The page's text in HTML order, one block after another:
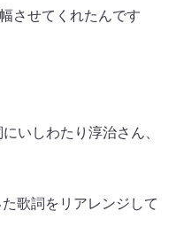
させてくれたんです
いしわたり淳治さん、
歌詞をリアレンジして